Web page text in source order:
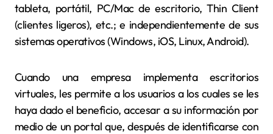
tableta, portátil, PC/Mac de escritorio, Thin Client
(clientes ligeros), etc.; e independientemente de sus
sistemas operativos (Windows, iOS, Linux, Android).
Cuando una empresa implementa escritorios
virtuales, les permite a los usuarios a los cuales se les
haya dado el beneficio, accesar a su información por
medio de un portal que, después de identificarse con